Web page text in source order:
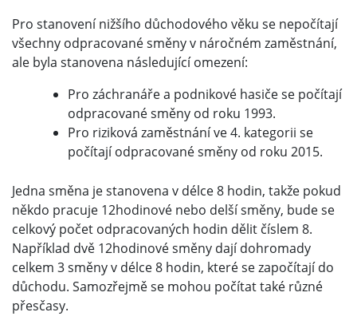
Pro stanovení nižšího důchodového věku se nepočítají
všechny odpracované směny v náročném zaměstnání,
ale byla stanovena následující omezení:
Pro záchranáře a podnikové hasiče se počítají
odpracované směny od roku 1993.
Pro riziková zaměstnání ve 4. kategorii se
počítají odpracované směny od roku 2015.
Jedna směna je stanovena v délce 8 hodin, takže pokud
někdo pracuje 12hodinové nebo delší směny, bude se
celkový počet odpracovaných hodin dělit číslem 8.
Například dvě 12hodinové směny dají dohromady
celkem 3 směny v délce 8 hodin, které se započítají do
důchodu. Samozřejmě se mohou počítat také různé
přesčasy.